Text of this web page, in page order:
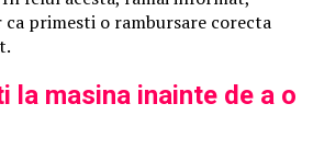
primesti o rambursare corecta
la masina inainte de a o